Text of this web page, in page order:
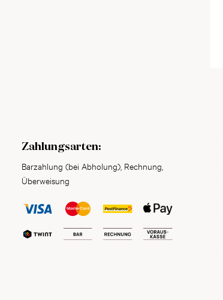
Zahlungsarten:
Barzahlung (bei Abholung), Rechnung,
Überweisung